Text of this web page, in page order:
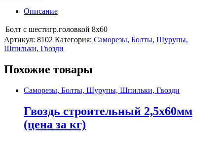
Описание
Болт с шестигр.головкой 8х60
Артикул: 8102 Категория: Саморезы, Болты, Шурупы,
Шпильки, Гвозди
Похожие товары
Саморезы, Болты, Шурупы, Шпильки, Гвозди
Гвоздь строительный 2,5х60мм
(цена за кг)